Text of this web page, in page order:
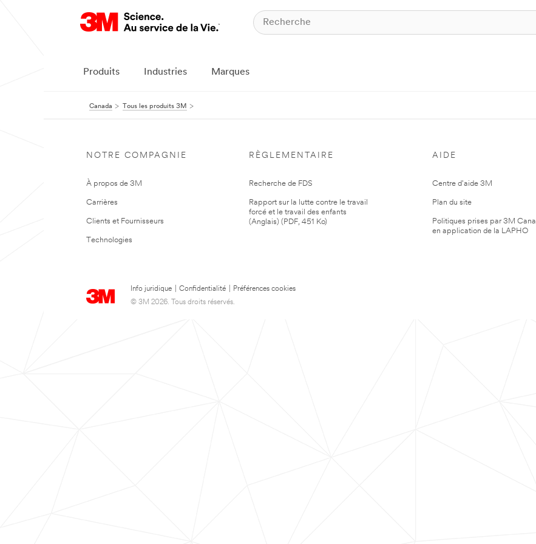
Produits Industries Marques
Canada Tous les produits 3M
NOTRE COMPAGNIE
À propos de 3M
Carrières
Clients et Fournisseurs
Technologies
RÈGLEMENTAIRE
Recherche de FDS
Rapport sur la lutte contre le travail
forcé et le travail des enfants
(Anglais) (PDF, 451 Ko)
AIDE
Centre d'aide 3M
Plan du site
Politiques prises par 3M
en application de la LAPHO
Info juridique Confidentialité
Préférences cookies
© 3M 2026. Tous droits réservés.